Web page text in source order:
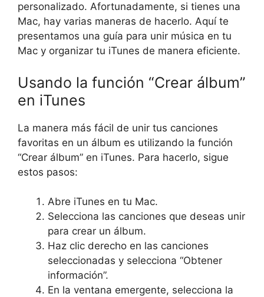
personalizado. Afortunadamente, si tienes una
Mac, hay varias maneras de hacerlo. Aquí te
presentamos una guía para unir música en tu
Mac y organizar tu iTunes de manera eficiente.
Usando la función “Crear álbum”
en iTunes
La manera más fácil de unir tus canciones
favoritas en un álbum es utilizando la función
“Crear álbum” en iTunes. Para hacerlo, sigue
estos pasos:
Abre iTunes en tu Mac.
Selecciona las canciones que deseas unir
para crear un álbum.
Haz clic derecho en las canciones
seleccionadas y selecciona “Obtener
información”.
En la ventana emergente, selecciona la